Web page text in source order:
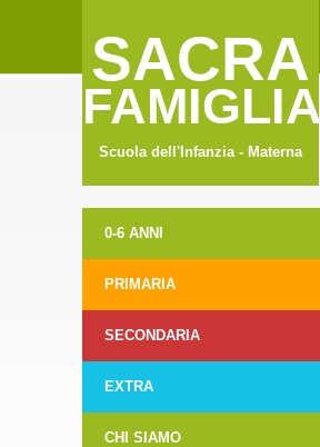
SACRA
FAMIGLIA
Scuola dell'Infanzia - Materna
0-6 ANNI
PRIMARIA
SECONDARIA
EXTRA
CHI SIAMO